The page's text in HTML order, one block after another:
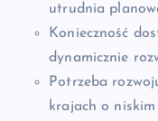
utrudnia
Konieczność
dynamicznie
Potrzeba
krajach o